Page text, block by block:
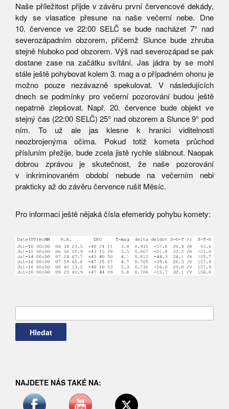
Naše příležitost přijde v závěru první červencové dekády,
kdy se vlasatice přesune na naše večerní nebe. Dne
10. července ve 22:00 SELČ se bude nacházet 7° nad
severozápadním obzorem, přičemž Slunce bude zhruba
stejně hluboko pod obzorem. Výš nad severozápad se pak
dostane zase na začátku svítání. Jas jádra by se mohl
stále ještě pohybovat kolem 3. mag a o případném ohonu je
možno pouze nezávazně spekulovat. V následujících
dnech se podmínky pro večerní pozorování budou ještě
nepatrně zlepšovat. Např. 20. července bude objekt ve
stejný čas (22:00 SELČ) 25° nad obzorem a Slunce 9° pod
ním. To už ale jas klesne k hranici viditelnosti
neozbrojenýma očima. Pokud totiž kometa průchod
přísluním přežije, bude zcela jistě rychle slábnout. Naopak
dobrou zprávou je skutečnost, že naše pozorování
v inkriminovaném období nebude na večerním nebi
prakticky až do závěru července rušit Měsíc.
Pro informaci ještě nějaká čísla efemeridy pohybu komety:
NAJDETE NÁS TAKÉ NA: